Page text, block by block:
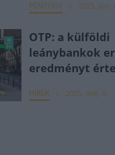
PÉNZÜGY 2025. jún.
OTP: a külföldi
leánybankok
eredményt
HÍREK 2025. máj. 9.